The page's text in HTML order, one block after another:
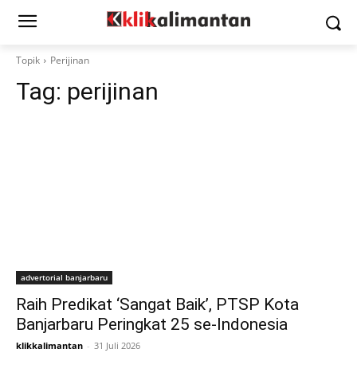
Topik Perijinan
Tag: perijinan
advertorial banjarbaru
Raih Predikat ‘Sangat Baik’, PTSP Kota
Banjarbaru Peringkat 25 se-Indonesia
klikkalimantan - 31 Juli 2026